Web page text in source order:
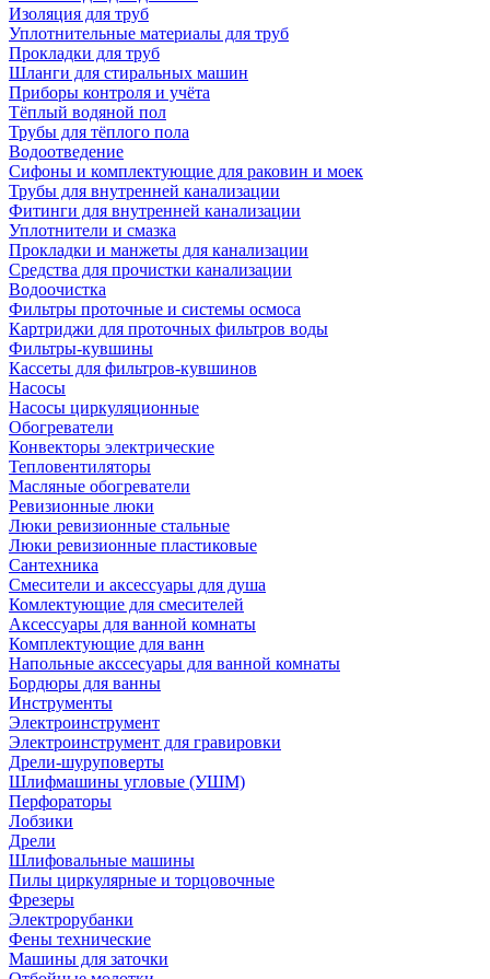
Изоляция для труб
Уплотнительные материалы для труб
Прокладки для труб
Шланги для стиральных машин
Приборы контроля и учёта
Тёплый водяной пол
Трубы для тёплого пола
Водоотведение
Сифоны и комплектующие для раковин и моек
Трубы для внутренней канализации
Фитинги для внутренней канализации
Уплотнители и смазка
Прокладки и манжеты для канализации
Средства для прочистки канализации
Водоочистка
Фильтры проточные и системы осмоса
Картриджи для проточных фильтров воды
Фильтры-кувшины
Кассеты для фильтров-кувшинов
Насосы
Насосы циркуляционные
Обогреватели
Конвекторы электрические
Тепловентиляторы
Масляные обогреватели
Ревизионные люки
Люки ревизионные стальные
Люки ревизионные пластиковые
Сантехника
Смесители и аксессуары для душа
Комлектующие для смесителей
Аксессуары для ванной комнаты
Комплектующие для ванн
Напольные акссесуары для ванной комнаты
Бордюры для ванны
Инструменты
Электроинструмент
Электроинструмент для гравировки
Дрели-шуруповерты
Шлифмашины угловые (УШМ)
Перфораторы
Лобзики
Дрели
Шлифовальные машины
Пилы циркулярные и торцовочные
Фрезеры
Электрорубанки
Фены технические
Машины для заточки